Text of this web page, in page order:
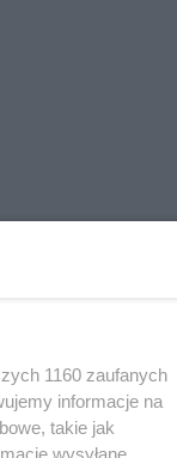
1160 zaufanych
informacje na
takie jak
wysyłane